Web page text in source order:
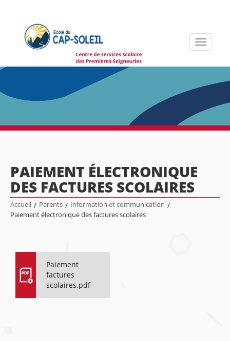
Toggle
PAIEMENT ÉLECTRONIQUE
DES FACTURES SCOLAIRES
Accueil / Parents / Information et communication /
Paiement électronique des factures scolaires
Paiement
factures
scolaires.pdf